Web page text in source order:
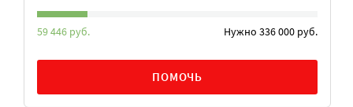
59 446 руб. Нужно 336 000 руб.
ПОМОЧЬ